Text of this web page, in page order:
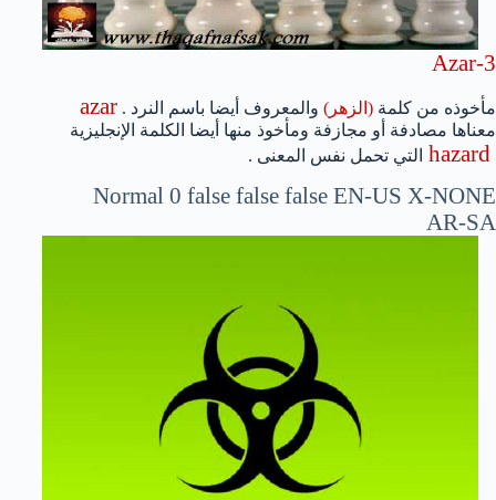
Azar-3
مأخوذه من كلمة (الزهر) والمعروف أيضا باسم النرد . azar
معناها مصادفة أو مجازفة ومأخوذ منها أيضا الكلمة الإنجليزية
hazard التي تحمل نفس المعنى .
Normal 0 false false false EN-US X-NONE
AR-SA